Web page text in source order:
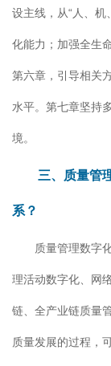
设主线，从“人、
化能力；加强全生
第六章，引导相关
水平。第七章坚持
境。
三、质量管
系？
质量管理数字
理活动数字化、网
链、全产业链质量
质量发展的过程，